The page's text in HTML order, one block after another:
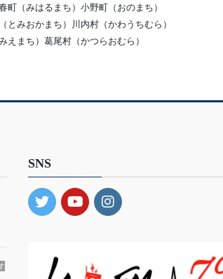
（みはるまち）小野町（おのまち）
みおかまち）川内村（かわうちむら）
まち）葛尾村（かつらおむら）
SNS